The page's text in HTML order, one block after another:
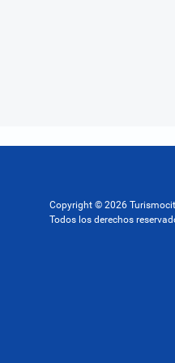
Copyright © 2026
Todos los derechos